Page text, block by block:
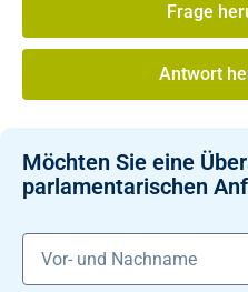
Frage
Antwort
Möchten Sie eine
parlamentarischen